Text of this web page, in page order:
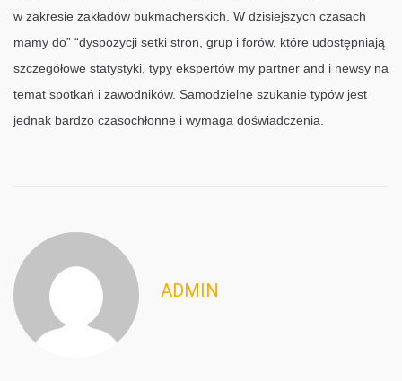
w zakresie zakładów bukmacherskich. W dzisiejszych czasach
mamy do” “dyspozycji setki stron, grup i forów, które udostępniają
szczegółowe statystyki, typy ekspertów my partner and i newsy na
temat spotkań i zawodników. Samodzielne szukanie typów jest
jednak bardzo czasochłonne i wymaga doświadczenia.
ADMIN